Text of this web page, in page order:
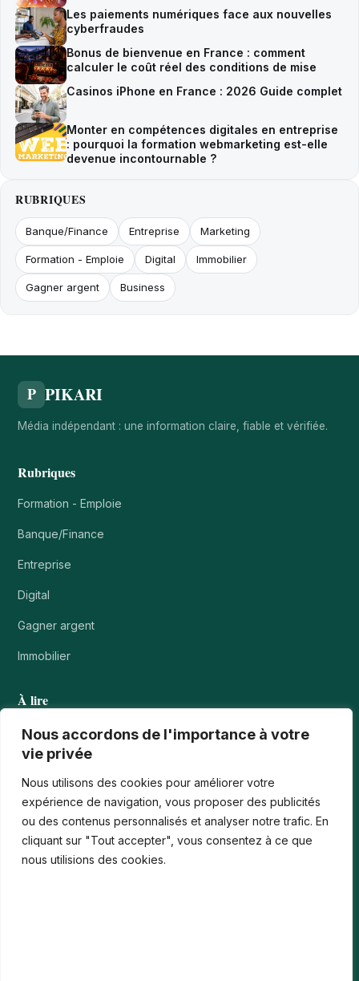
Nous accordons de l'importance à votre
vie privée
Nous utilisons des cookies pour améliorer votre
expérience de navigation, vous proposer des publicités
ou des contenus personnalisés et analyser notre trafic. En
cliquant sur "Tout accepter", vous consentez à ce que
nous utilisions des cookies.
Les paiements numériques face aux nouvelles
cyberfraudes
Bonus de bienvenue en France : comment
calculer le coût réel des conditions de mise
Casinos iPhone en France : 2026 Guide complet
Monter en compétences digitales en entreprise
: pourquoi la formation webmarketing est-elle
devenue incontournable ?
RUBRIQUES
Banque/Finance Entreprise Marketing
Formation - Emploie Digital Immobilier
Gagner argent Business
P PIKARI
Média indépendant : une information claire, fiable et vérifiée.
Rubriques
Formation - Emploie
Banque/Finance
Entreprise
Digital
Gagner argent
Immobilier
À lire
Tournois casino : comprendre points, rangs et…
Les paiements numériques face aux nouvelles cyberfraudes
Bonus de bienvenue en France : comment…
Casinos iPhone en France : 2026 Guide…
Monter en compétences digitales en entreprise :…